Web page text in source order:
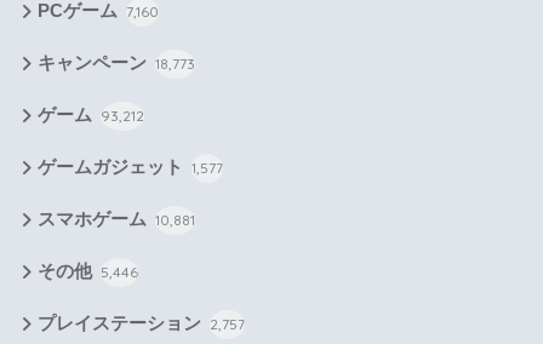
PCゲーム 7,160
キャンペーン 18,773
ゲーム 93,212
ゲームガジェット 1,577
スマホゲーム 10,881
その他 5,446
プレイステーション 2,757